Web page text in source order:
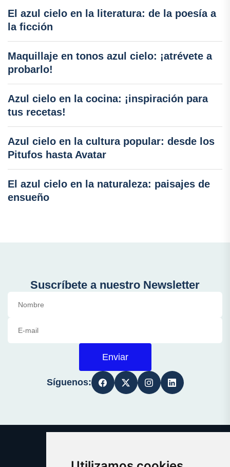
El azul cielo en la literatura: de la poesía a
la ficción
Maquillaje en tonos azul cielo: ¡atrévete a
probarlo!
Azul cielo en la cocina: ¡inspiración para
tus recetas!
Azul cielo en la cultura popular: desde los
Pitufos hasta Avatar
El azul cielo en la naturaleza: paisajes de
ensueño
Suscríbete a nuestro Newsletter
Enviar
Síguenos: